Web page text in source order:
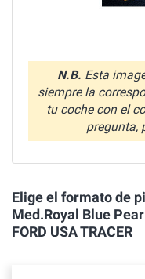
N.B. Esta
siempre la
tu coche con el
pregunta,
Elige el formato de
Med.Royal Blue
FORD USA TRACER